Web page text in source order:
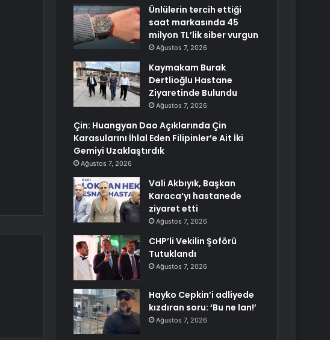
Ünlülerin tercih ettiği
saat markasında 45
milyon TL’lik siber vurgun
Ağustos 7, 2026
Kaymakam Burak
Dertlioğlu Hastane
Ziyaretinde Bulundu
Ağustos 7, 2026
Çin: Huangyan Dao Açıklarında Çin
Karasularını İhlal Eden Filipinler’e Ait İki
Gemiyi Uzaklaştırdık
Ağustos 7, 2026
Vali Akbıyık, Başkan
Karaca’yı hastanede
ziyaret etti
Ağustos 7, 2026
CHP’li Vekilin Şoförü
Tutuklandı
Ağustos 7, 2026
Hayko Cepkin’i adliyede
kızdıran soru: ‘Bu ne lan!’
Ağustos 7, 2026